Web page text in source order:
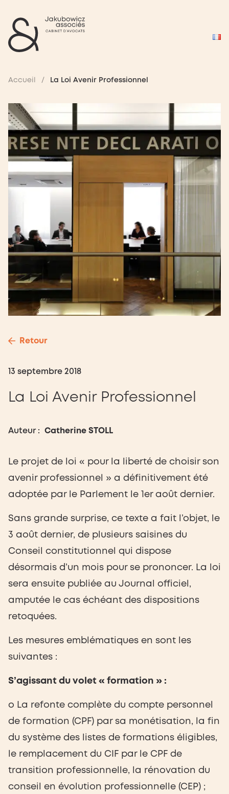
Accueil / La Loi Avenir Professionnel
Retour
13 septembre 2018
La Loi Avenir Professionnel
Auteur : Catherine STOLL
Le projet de loi « pour la liberté de choisir son
avenir professionnel » a définitivement été
adoptée par le Parlement le 1er août dernier.
Sans grande surprise, ce texte a fait l’objet, le
3 août dernier, de plusieurs saisines du
Conseil constitutionnel qui dispose
désormais d’un mois pour se prononcer. La loi
sera ensuite publiée au Journal officiel,
amputée le cas échéant des dispositions
retoquées.
Les mesures emblématiques en sont les
suivantes :
S’agissant du volet « formation » :
o La refonte complète du compte personnel
de formation (CPF) par sa monétisation, la fin
du système des listes de formations éligibles,
le remplacement du CIF par le CPF de
transition professionnelle, la rénovation du
conseil en évolution professionnelle (CEP) ;